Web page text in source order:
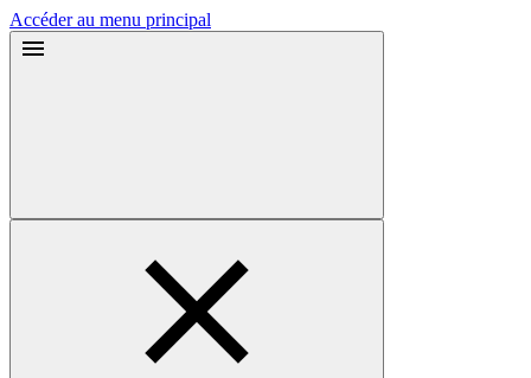
Accéder au menu principal